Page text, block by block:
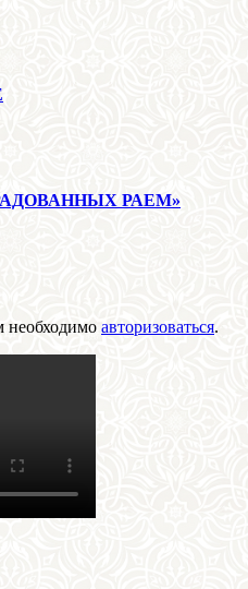
РАЕМ»
необходимо авторизоваться.